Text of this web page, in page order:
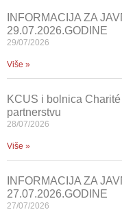
INFORMACIJA ZA
29.07.2026.GODINE
29/07/2026
Više »
KCUS i bolnica
partnerstvu
28/07/2026
Više »
INFORMACIJA ZA
27.07.2026.GODINE
27/07/2026